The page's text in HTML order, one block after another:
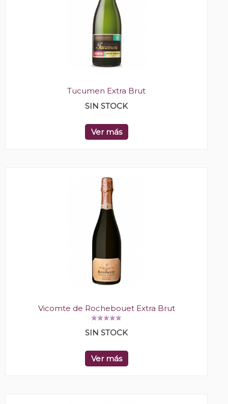
Tucumen Extra Brut
SIN STOCK
Ver más
Vicomte de Rochebouet Extra Brut
SIN STOCK
Ver más